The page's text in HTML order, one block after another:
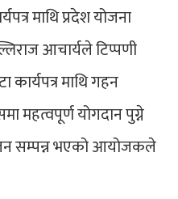
माथि प्रदेश योजना
आचार्यले टिप्पणी
कार्यपत्र माथि गहन
महत्वपूर्ण योगदान पुग्ने
सम्पन्न भएको आयोजकले